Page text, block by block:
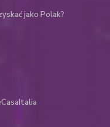
jako Polak?